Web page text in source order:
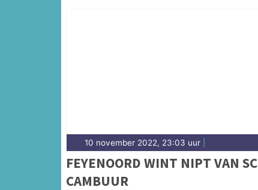
10 november 2022, 23:03 uur
FEYENOORD WINT NIPT VAN SC
CAMBUUR